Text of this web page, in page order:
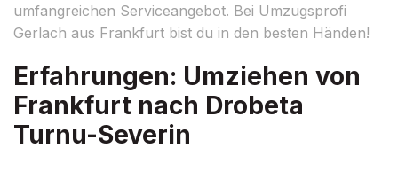
umfangreichen Serviceangebot. Bei Umzugsprofi
Gerlach aus Frankfurt bist du in den besten Händen!
Erfahrungen: Umziehen von
Frankfurt nach Drobeta
Turnu-Severin